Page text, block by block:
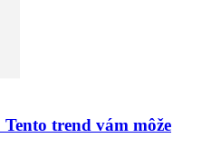
trend vám môže